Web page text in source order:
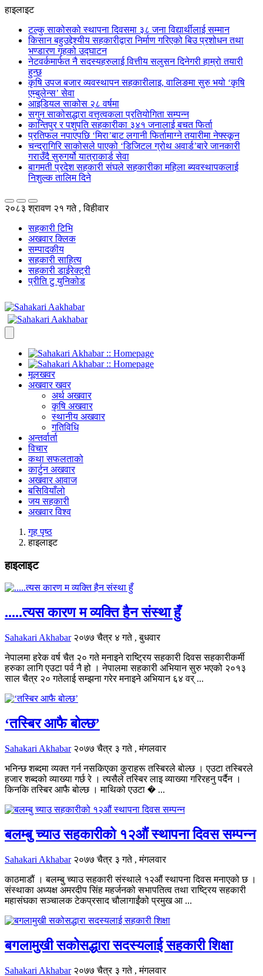
हाइलाइट
टल्कु साकोसको स्थापना दिवसमा ३८ जना विद्यार्थीलाई सम्मान
किसान बहुउद्देश्यीय सहकारीद्वारा निर्माण गरिएको बिउ प्रशोधन तथा
भण्डारण गृहको उद्घाटन
नेटवर्कमार्फत नै सदस्यहरुलाई वित्तीय सलुसन दिनेगरी हाम्रो तयारी
हुन्छ
कृषि उपज बजार व्यवस्थापन सहकारीलाइ, वालिङमा सुरु भयो ‘कृषि
एम्बुलेन्स’ सेवा
आइडियल साकोस २८ वर्षमा
सगुन साकोसद्धारा वत्तृत्वकला प्रतियोगिता सम्पन्न
कान्तिपुर र पशुपति सहकारीका ३४१ जनालाई बचत फिर्ता
प्रतिफल नपाएपछि ‘मिरा’बाट लगानी फिर्तामाग्ने तयारीमा नेफ्स्कून
चन्द्रागिरि साकोसले पाएको ‘डिजिटल ग्रोथ अवार्ड’बारे जानकारी
गराउँदै सुरुगर्यो यात्राकार्ड सेवा
बागमती प्रदेश सहकारी संघले सहकारीका महिला ब्यवस्थापकलाई
निशुल्क तालिम दिने
२०८३ श्रावण २१ गते , विहीवार
सहकारी टिभि
अखवार क्लिक
सम्पादकीय
सहकारी साहित्य
सहकारी डाईरेक्ट्री
प्रीति टु युनिकोड
मूलखवर
अखवार खवर
अर्थ अखवार
कृषि अखवार
स्थानीय अखवार
गतिविधि
अन्तर्वार्ता
विचार
कथा सफलताको
कार्टुन अखवार
अखवार आवाज
बसिवियाँलो
जय सहकारी
अखवार विश्व
गृह पृष्ठ
हाइलाइट
हाइलाइट
.....त्यस कारण म व्यक्ति हैन संस्था हुँ
Sahakari Akhabar २०७७ चैत्र ४ गते , बुधवार
नेपालमा हरेक वर्ष चैत २० गते मनाइने राष्ट्रिय सहकारी दिवस सहकारीकर्मी
हरुका लागि एउटा पर्व नै हो । नेपालमा सहकारी अभियान सुरु भएको २०१३
साल चैत्र २० गतेलाई सम्झना गरेर मनाइने अभियान ६४ वर् ...
‘तस्बिर आफै बोल्छ’
Sahakari Akhabar २०७७ चैत्र ३ गते , मंगलवार
भनिन्छ शब्दमा व्यक्त गर्न नसकिएका कुराहरू तस्बिरले बोल्छ । एउटा तस्बिरले
हजार शब्दको व्याख्या गर्छ रे । त्यसैले तस्बिर लाइ व्याख्या गरिरहनु पर्दैन ।
किनकि तस्बिर आफै बोल्छ । माथिको एउटा � ...
बलम्बु च्याउ सहकारीको १२औं स्थापना दिवस सम्पन्न
Sahakari Akhabar २०७७ चैत्र ३ गते , मंगलवार
काठमाडौं । बलम्बु च्याउ सहकारी संस्थाले १२औं स्थापना दिवस मनाएको छ ।
संस्थाका अध्यक्ष अमरदीप सिंह महर्जनको सभापतित्व तथा राष्ट्रिय सहकारी
महासंघका सञ्चालक टेकप्रसाद चौलागाईंको प्रमुख आ ...
बगलामुखी सकोसद्धारा सदस्यलाई सहकारी शिक्षा
Sahakari Akhabar २०७७ चैत्र ३ गते , मंगलवार